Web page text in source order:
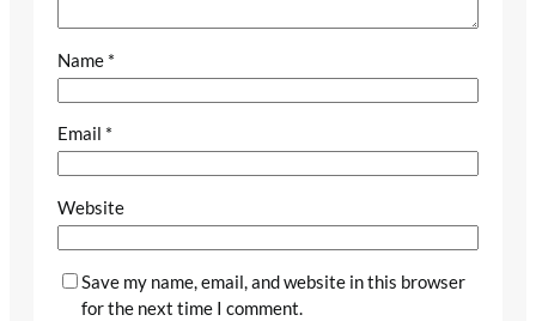
Name *
Email *
Website
Save my name, email, and website in this browser
for the next time I comment.